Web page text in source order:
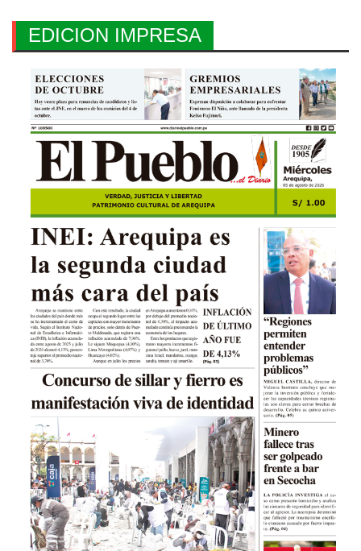
EDICION IMPRESA